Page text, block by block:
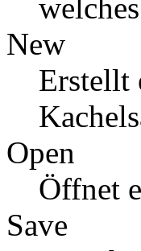
New
Erstellt
Open
Öffnet
Save